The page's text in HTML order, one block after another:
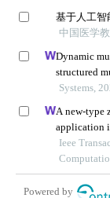
基于人工智
中国医学
Dynamic
structured
attention
Systems,
A new-type
application
Ieee
Powered by